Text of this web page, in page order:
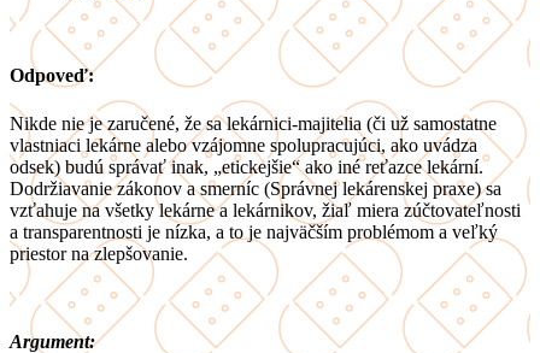
Odpoveď:
Nikde nie je zaručené, že sa lekárnici-majitelia (či už samostatne
vlastniaci lekárne alebo vzájomne spolupracujúci, ako uvádza
odsek) budú správať inak, „etickejšie“ ako iné reťazce lekární.
Dodržiavanie zákonov a smerníc (Správnej lekárenskej praxe) sa
vzťahuje na všetky lekárne a lekárnikov, žiaľ miera zúčtovateľnosti
a transparentnosti je nízka, a to je najväčším problémom a veľký
priestor na zlepšovanie.
Argument: